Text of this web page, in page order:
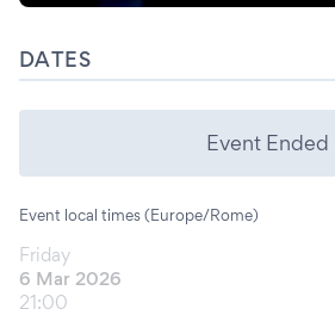
DATES
Event Ended
Event local times (Europe/Rome)
Friday
6 Mar 2026
21:00